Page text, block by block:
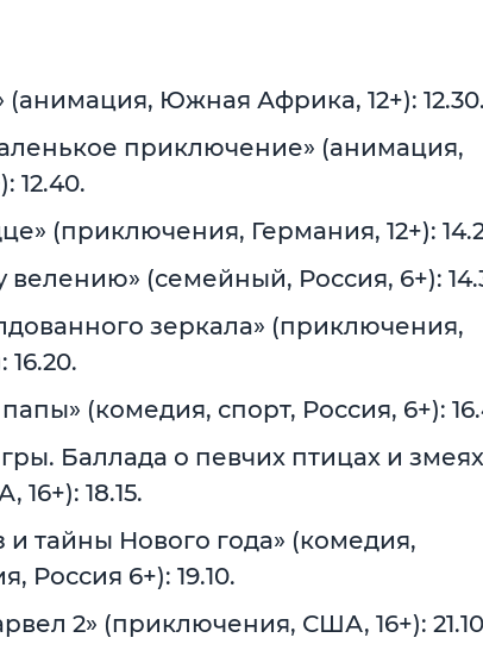
(анимация, Южная Африка, 12+): 12.30.
приключение» (анимация,
12.40.
(приключения, Германия, 12+):
(семейный, Россия, 6+):
зеркала» (приключения,
16.20.
(комедия, спорт, Россия, 6+):
Баллада о певчих птицах и
18.15.
и тайны Нового года» (комедия,
Россия 6+): 19.10.
2» (приключения, США, 16+):